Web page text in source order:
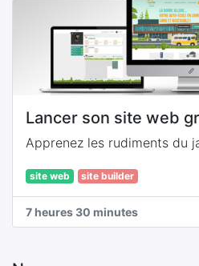
Lancer son site web
Apprenez les rudiments du
site web site builder
7 heures 30 minutes